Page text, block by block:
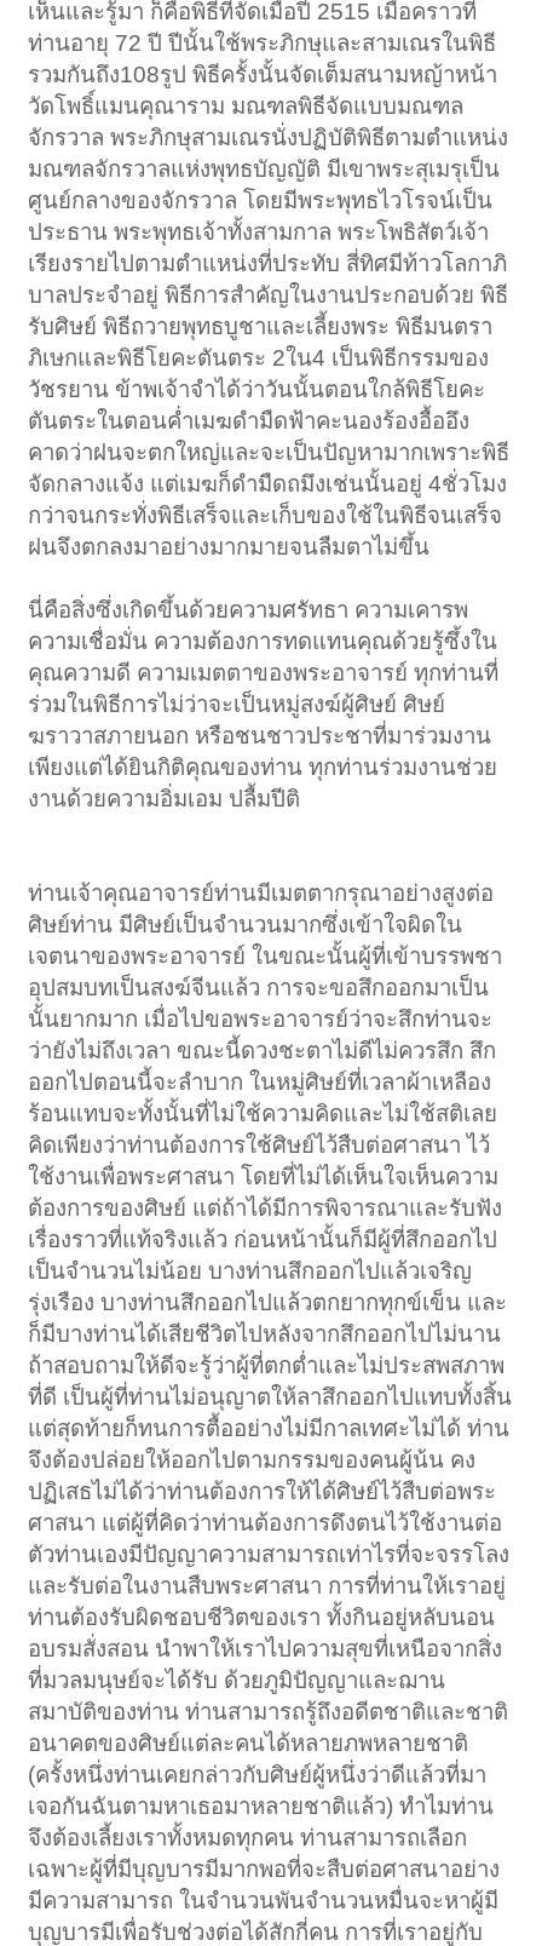
เห็นและรู้มา ก็คือพิธีที่จัดเมื่อปี 2515 เมื่อคราวที่
ท่านอายุ 72 ปี ปีนั้นใช้พระภิกษุและสามเณรในพิธี
รวมกันถึง108รูป พิธีครั้งนั้นจัดเต็มสนามหญ้าหน้า
วัดโพธิ์แมนคุณาราม มณฑลพิธีจัดแบบมณฑล
จักรวาล พระภิกษุสามเณรนั่งปฏิบัติพิธีตามตำแหน่ง
มณฑลจักรวาลแห่งพุทธบัญญัติ มีเขาพระสุเมรุเป็น
ศูนย์กลางของจักรวาล โดยมีพระพุทธไวโรจน์เป็น
ประธาน พระพุทธเจ้าทั้งสามกาล พระโพธิสัตว์เจ้า
เรียงรายไปตามตำแหน่งที่ประทับ สี่ทิศมีท้าวโลกาภิ
บาลประจำอยู่ พิธีการสำคัญในงานประกอบด้วย พิธี
รับศิษย์ พิธีถวายพุทธบูชาและเลี้ยงพระ พิธีมนตรา
ภิเษกและพิธีโยคะตันตระ 2ใน4 เป็นพิธีกรรมของ
วัชรยาน ข้าพเจ้าจำได้ว่าวันนั้นตอนใกล้พิธีโยคะ
ตันตระในตอนค่ำเมฆดำมืดฟ้าคะนองร้องอื้ออึง
คาดว่าฝนจะตกใหญ่และจะเป็นปัญหามากเพราะพิธี
จัดกลางแจ้ง แต่เมฆก็ดำมืดถมึงเช่นนั้นอยู่ 4ชั่วโมง
กว่าจนกระทั่งพิธีเสร็จและเก็บของใช้ในพิธีจนเสร็จ
ฝนจึงตกลงมาอย่างมากมายจนลืมตาไม่ขึ้น
นี่คือสิ่งซึ่งเกิดขึ้นด้วยความศรัทธา ความเคารพ
ความเชื่อมั่น ความต้องการทดแทนคุณด้วยรู้ซึ้งใน
คุณความดี ความเมตตาของพระอาจารย์ ทุกท่านที่
ร่วมในพิธีการไม่ว่าจะเป็นหมู่สงฆ์ผู้ศิษย์ ศิษย์
ฆราวาสภายนอก หรือชนชาวประชาที่มาร่วมงาน
เพียงแต่ได้ยินกิติคุณของท่าน ทุกท่านร่วมงานช่วย
งานด้วยความอิ่มเอม ปลื้มปีติ
ท่านเจ้าคุณอาจารย์ท่านมีเมตตากรุณาอย่างสูงต่อ
ศิษย์ท่าน มีศิษย์เป็นจำนวนมากซึ่งเข้าใจผิดใน
เจตนาของพระอาจารย์ ในขณะนั้นผู้ที่เข้าบรรพชา
อุปสมบทเป็นสงฆ์จีนแล้ว การจะขอสึกออกมาเป็น
นั้นยากมาก เมื่อไปขอพระอาจารย์ว่าจะสึกท่านจะ
ว่ายังไม่ถึงเวลา ขณะนี้ดวงชะตาไม่ดีไม่ควรสึก สึก
ออกไปตอนนี้จะลำบาก ในหมู่ศิษย์ที่เวลาผ้าเหลือง
ร้อนแทบจะทั้งนั้นที่ไม่ใช้ความคิดและไม่ใช้สติเลย
คิดเพียงว่าท่านต้องการใช้ศิษย์ไว้สืบต่อศาสนา ไว้
ใช้งานเพื่อพระศาสนา โดยที่ไม่ได้เห็นใจเห็นความ
ต้องการของศิษย์ แต่ถ้าได้มีการพิจารณาและรับฟัง
เรื่องราวที่แท้จริงแล้ว ก่อนหน้านั้นก็มีผู้ที่สึกออกไป
เป็นจำนวนไม่น้อย บางท่านสึกออกไปแล้วเจริญ
รุ่งเรือง บางท่านสึกออกไปแล้วตกยากทุกข์เข็น และ
ก็มีบางท่านได้เสียชีวิตไปหลังจากสึกออกไปไม่นาน
ถ้าสอบถามให้ดีจะรู้ว่าผู้ที่ตกต่ำและไม่ประสพสภาพ
ที่ดี เป็นผู้ที่ท่านไม่อนุญาตให้ลาสึกออกไปแทบทั้งสิ้น
แต่สุดท้ายก็ทนการตื้ออย่างไม่มีกาลเทศะไม่ได้ ท่าน
จึงต้องปล่อยให้ออกไปตามกรรมของคนผู้น้น คง
ปฏิเสธไม่ได้ว่าท่านต้องการให้ได้ศิษย์ไว้สืบต่อพระ
ศาสนา แต่ผู้ที่คิดว่าท่านต้องการดึงตนไว้ใช้งานต่อ
ตัวท่านเองมีปัญญาความสามารถเท่าไรที่จะจรรโลง
และรับต่อในงานสืบพระศาสนา การที่ท่านให้เราอยู่
ท่านต้องรับผิดชอบชีวิตของเรา ทั้งกินอยู่หลับนอน
อบรมสั่งสอน นำพาให้เราไปความสุขที่เหนือจากสิ่ง
ที่มวลมนุษย์จะได้รับ ด้วยภูมิปัญญาและฌาน
สมาบัติของท่าน ท่านสามารถรู้ถึงอดีตชาติและชาติ
อนาคตของศิษย์แต่ละคนได้หลายภพหลายชาติ
(ครั้งหนึ่งท่านเคยกล่าวกับศิษย์ผู้หนึ่งว่าดีแล้วที่มา
เจอกันฉันตามหาเธอมาหลายชาติแล้ว) ทำไมท่าน
จึงต้องเลี้ยงเราทั้งหมดทุกคน ท่านสามารถเลือก
เฉพาะผู้ที่มีบุญบารมีมากพอที่จะสืบต่อศาสนาอย่าง
มีความสามารถ ในจำนวนพันจำนวนหมื่นจะหาผู้มี
บุญบารมีเพื่อรับช่วงต่อได้สักกี่คน การที่เราอยู่กับ